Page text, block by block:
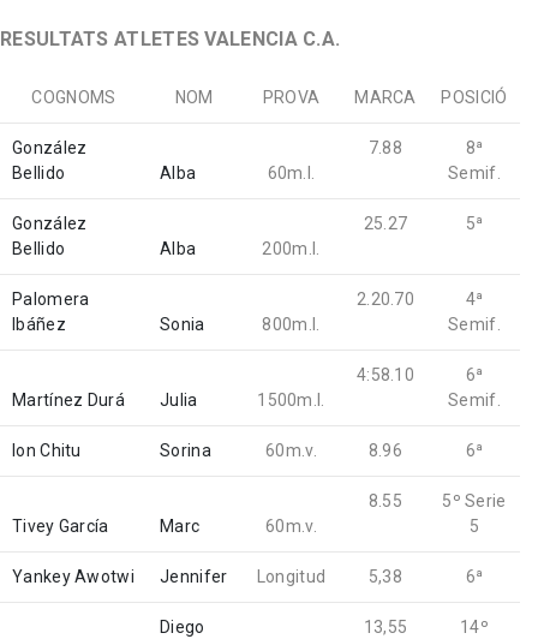
RESULTATS ATLETES VALENCIA C.A.
COGNOMS NOM PROVA MARCA POSICIÓ
González
Bellido
Alba 60m.l.
7.88
8ª
Semif.
González
Bellido
Alba 200m.l.
25.27 5ª
Palomera
Ibáñez
Sonia 800m.l.
2.20.70
4ª
Semif.
Martínez Durá Julia 1500m.l.
4:58.10
6ª
Semif.
Ion Chitu Sorina 60m.v. 8.96 6ª
Tivey García Marc 60m.v.
8.55
5º Serie
5
Yankey Awotwi Jennifer Longitud 5,38 6ª
Diego
13,55 14º